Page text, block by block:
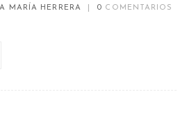
MARÍA HERRERA 0 COMENTARIOS